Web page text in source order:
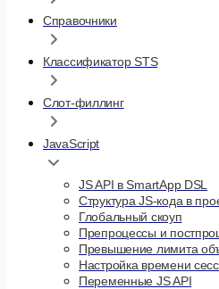
Справочники
Классификатор STS
Слот-филлинг
JavaScript
JS API в SmartApp DSL
Структура JS-кода в
Глобальный скоуп
Препроцессы и
Превышение лимита
Настройка времени
Переменные JS API